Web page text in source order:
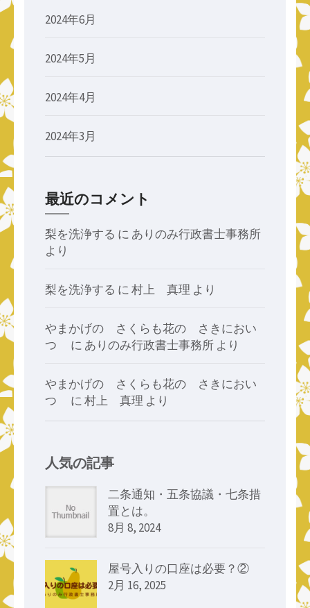
2024年6月
2024年5月
2024年4月
2024年3月
最近のコメント
梨を洗浄する に ありのみ行政書士事務所
より
梨を洗浄する に村上 真理 より
やまかげの さくらも花の さきにおい
つゝ
に ありのみ行政書士事務所 より
やまかげの さくらも花の さきにおい
つゝ
に村上 真理 より
人気の記事
二条通知・五条協議・七条措
置とは。
8月 8, 2024
屋号入りの口座は必要？②
2月 16, 2025